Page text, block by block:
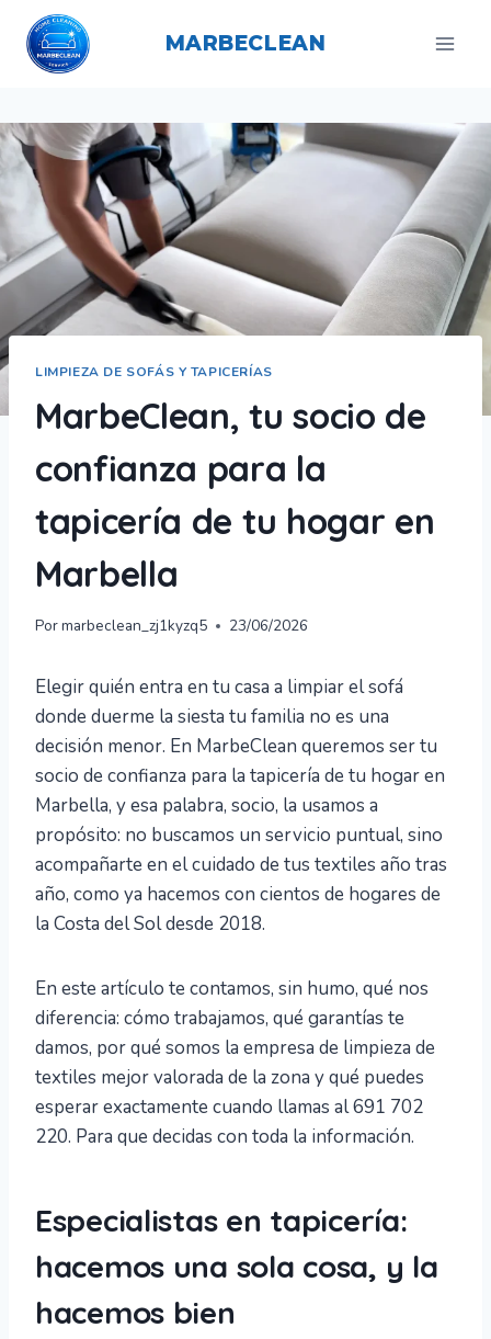
Saltar
contenido
MARBECLEAN
LIMPIEZA DE SOFÁS Y TAPICERÍAS
MarbeClean, tu socio de
confianza para la
tapicería de tu hogar en
Marbella
Pormarbeclean_zj1kyzq5 23/06/2026
Elegir quién entra en tu casa a limpiar el sofá
donde duerme la siesta tu familia no es una
decisión menor. En MarbeClean queremos ser tu
socio de confianza para la tapicería de tu hogar en
Marbella, y esa palabra, socio, la usamos a
propósito: no buscamos un servicio puntual, sino
acompañarte en el cuidado de tus textiles año tras
año, como ya hacemos con cientos de hogares de
la Costa del Sol desde 2018.
En este artículo te contamos, sin humo, qué nos
diferencia: cómo trabajamos, qué garantías te
damos, por qué somos la empresa de limpieza de
textiles mejor valorada de la zona y qué puedes
esperar exactamente cuando llamas al 691 702
220. Para que decidas con toda la información.
Especialistas en tapicería:
hacemos una sola cosa, y la
hacemos bien